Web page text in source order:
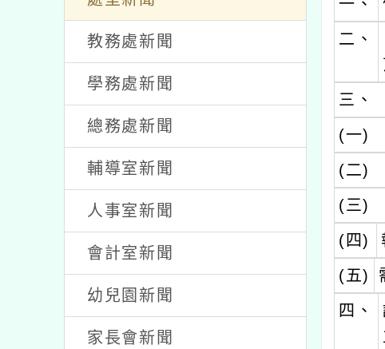
處室新聞
教務處新聞
學務處新聞
總務處新聞
輔導室新聞
人事室新聞
會計室新聞
幼兒園新聞
一、
二、
三、
(一)
(二)
(三)
(四)
(五)